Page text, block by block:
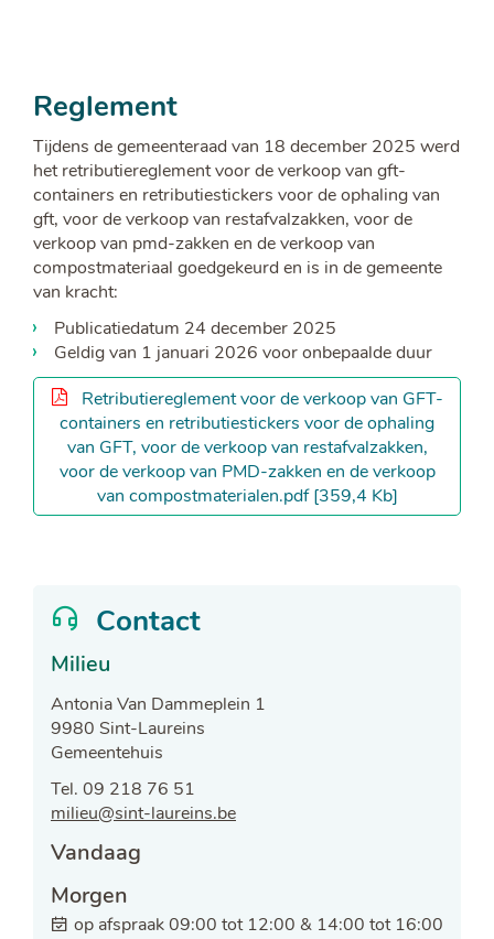
Reglement
Tijdens de gemeenteraad van 18 december 2025 werd
het retributiereglement voor de verkoop van gft-
containers en retributiestickers voor de ophaling van
gft, voor de verkoop van restafvalzakken, voor de
verkoop van pmd-zakken en de verkoop van
compostmateriaal goedgekeurd en is in de gemeente
van kracht:
Publicatiedatum 24 december 2025
Geldig van 1 januari 2026 voor onbepaalde duur
Retributiereglement voor de verkoop van GFT-
containers en retributiestickers voor de ophaling
van GFT, voor de verkoop van restafvalzakken,
voor de verkoop van PMD-zakken en de verkoop
van compostmaterialen.pdf 359,4 Kb
Contact
Milieu
Adres
Antonia Van Dammeplein 1
,9980 Sint-Laureins
Gemeentehuis
Tel. 09 218 76 51
E-
milieu@sint-laureins.be
Openingsuren
Vandaag
Morgen
op afspraak09:00 tot 12:00 & 14:00 tot 16:00